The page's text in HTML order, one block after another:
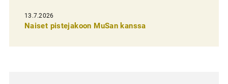
e
13.7.2026
Naiset pistejakoon MuSan kanssa